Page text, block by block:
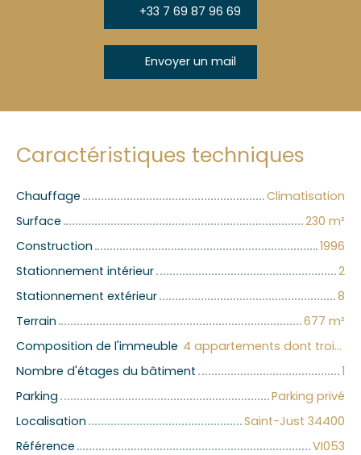
+33 7 69 87 96 69
Envoyer un mail
Caractéristiques techniques
Chauffage
Climatisation
Surface
230 m²
Construction
1996
Stationnement intérieur
2
Stationnement extérieur
8
Terrain
677 m²
Composition de l'immeuble
4 appartements dont trois loués
Nombre d'étages du bâtiment
1
Parking
Parking privé
Localisation
Saint-Just 34400
Référence
VI053